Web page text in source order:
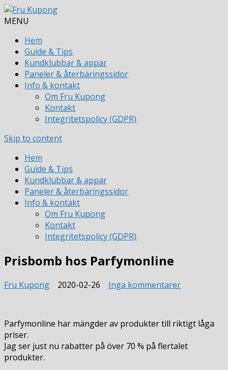
MENU
Hem
Guide & Tips
Kundklubbar & appar
Paneler & återbäringssidor
Info & kontakt
Om Fru Kupong
Kontakt
Integritetspolicy (GDPR)
Skip to content
Hem
Guide & Tips
Kundklubbar & appar
Paneler & återbäringssidor
Info & kontakt
Om Fru Kupong
Kontakt
Integritetspolicy (GDPR)
Prisbomb hos Parfymonline
Fru Kupong 2020-02-26 Inga kommentarertill
Parfymonline har mängder av produkter till riktigt låga
priser.
Jag ser just nu rabatter på över 70 % på flertalet
produkter.